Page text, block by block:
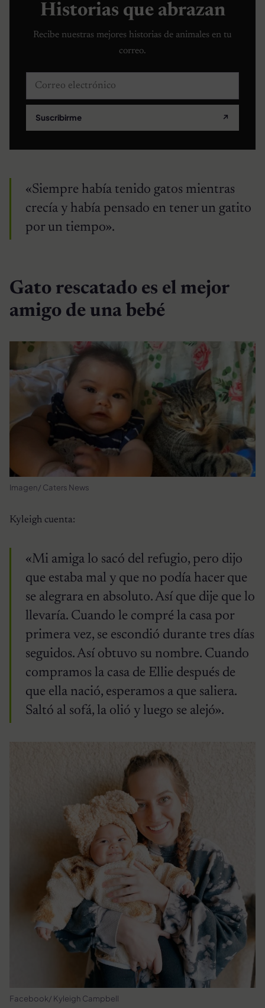
Historias que abrazan
Recibe nuestras mejores historias de animales en tu
correo.
Correo electrónico
Suscribirme ↗
«Siempre había tenido gatos mientras
crecía y había pensado en tener un gatito
por un tiempo».
Gato rescatado es el mejor
amigo de una bebé
Imagen/ Caters News
Kyleigh cuenta:
«Mi amiga lo sacó del refugio, pero dijo
que estaba mal y que no podía hacer que
se alegrara en absoluto. Así que dije que lo
llevaría. Cuando le compré la casa por
primera vez, se escondió durante tres días
seguidos. Así obtuvo su nombre. Cuando
compramos la casa de Ellie después de
que ella nació, esperamos a que saliera.
Saltó al sofá, la olió y luego se alejó».
Facebook/ Kyleigh Campbell